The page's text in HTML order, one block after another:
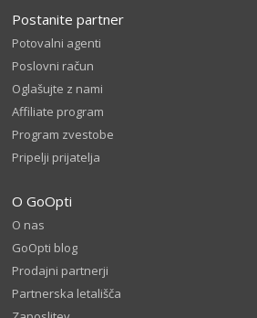
Postanite partner
Potovalni agenti
Poslovni račun
Oglašujte z nami
Affiliate program
Program zvestobe
Pripelji prijatelja
O GoOpti
O nas
GoOpti blog
Prodajni partnerji
Partnerska letališča